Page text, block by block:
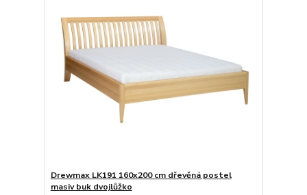
Drewmax LK191 160x200 cm dřevěná postel
masiv buk dvojlůžko